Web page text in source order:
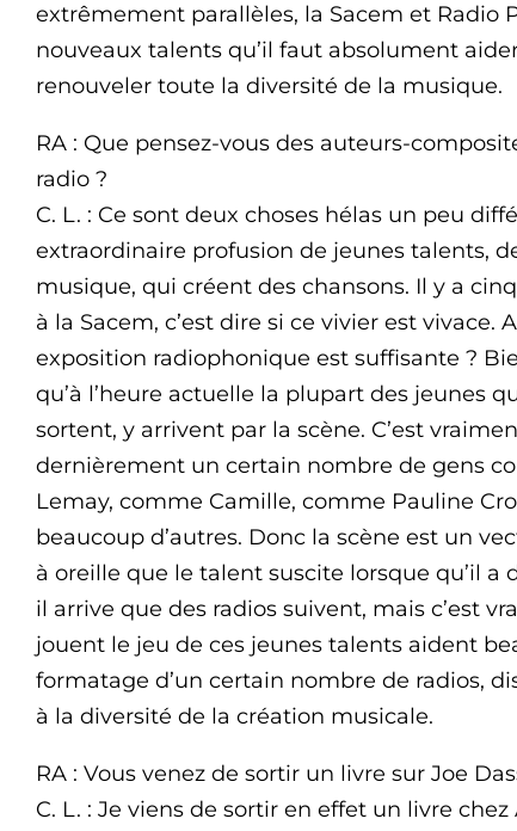
extrêmement parallèles, la Sacem et Radio
nouveaux talents qu’il faut absolument
renouveler toute la diversité de la musique.
RA : Que pensez-vous des auteurs-
radio ?
C. L. : Ce sont deux choses hélas un peu
extraordinaire profusion de jeunes talents,
musique, qui créent des chansons. Il y a
à la Sacem, c’est dire si ce vivier est
exposition radiophonique est suffisante ?
qu’à l’heure actuelle la plupart des jeunes
sortent, y arrivent par la scène. C’est
dernièrement un certain nombre de gens
Lemay, comme Camille, comme Pauline
beaucoup d’autres. Donc la scène est un
à oreille que le talent suscite lorsque qu’il a
il arrive que des radios suivent, mais c’est
jouent le jeu de ces jeunes talents aident
formatage d’un certain nombre de radios,
à la diversité de la création musicale.
RA : Vous venez de sortir un livre sur Joe
C. L. : Je viens de sortir en effet un livre